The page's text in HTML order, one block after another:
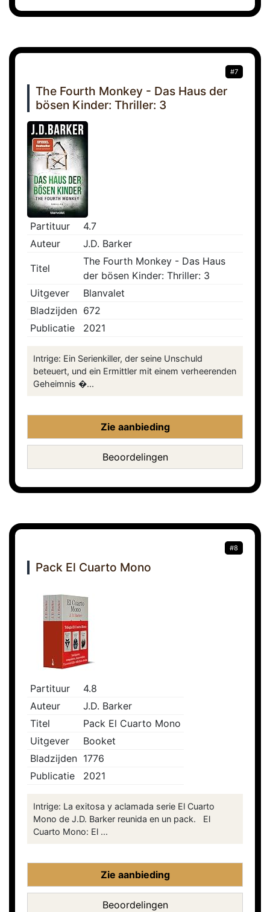
#7
The Fourth Monkey - Das Haus der
bösen Kinder: Thriller: 3
Partituur
4.7
Auteur
J.D. Barker
Titel
The Fourth Monkey - Das Haus
der bösen Kinder: Thriller: 3
Uitgever
Blanvalet
Bladzijden 672
Publicatie
2021
Intrige: Ein Serienkiller, der seine Unschuld
beteuert, und ein Ermittler mit einem verheerenden
Geheimnis �...
Zie aanbieding
Beoordelingen
#8
Pack El Cuarto Mono
Partituur
4.8
Auteur
J.D. Barker
Titel
Pack El Cuarto Mono
Uitgever
Booket
Bladzijden 1776
Publicatie
2021
Intrige: La exitosa y aclamada serie El Cuarto
Mono de J.D. Barker reunida en un pack. El
Cuarto Mono: El ...
Zie aanbieding
Beoordelingen